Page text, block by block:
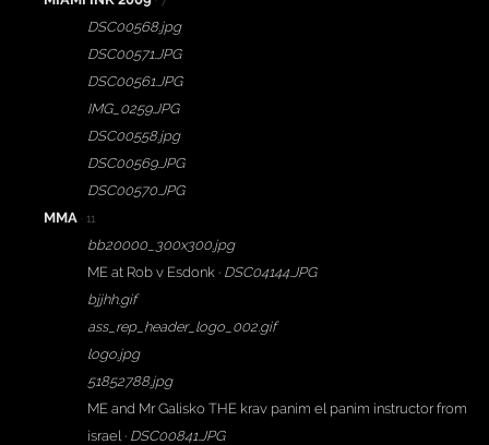
DSC00568.jpg
DSC00571.JPG
DSC00561.JPG
IMG_0259.JPG
DSC00558.jpg
DSC00569.JPG
DSC00570.JPG
MMA
· 11
bb20000_300x300.jpg
ME at Rob v Esdonk · DSC04144.JPG
bjjhh.gif
ass_rep_header_logo_002.gif
logo.jpg
51852788.jpg
ME and Mr Galisko THE krav panim el panim instructor from
israel · DSC00841.JPG